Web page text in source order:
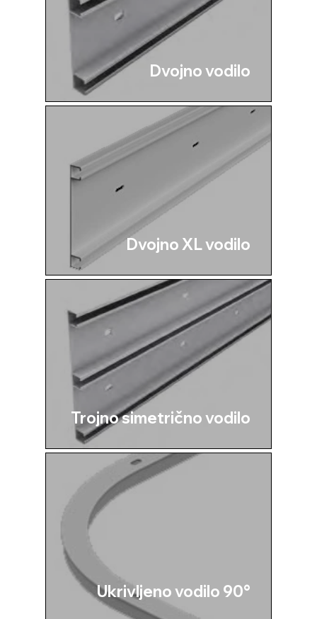
Dvojno vodilo
Dvojno XL vodilo
Trojno simetrično vodilo
Ukrivljeno vodilo 90°